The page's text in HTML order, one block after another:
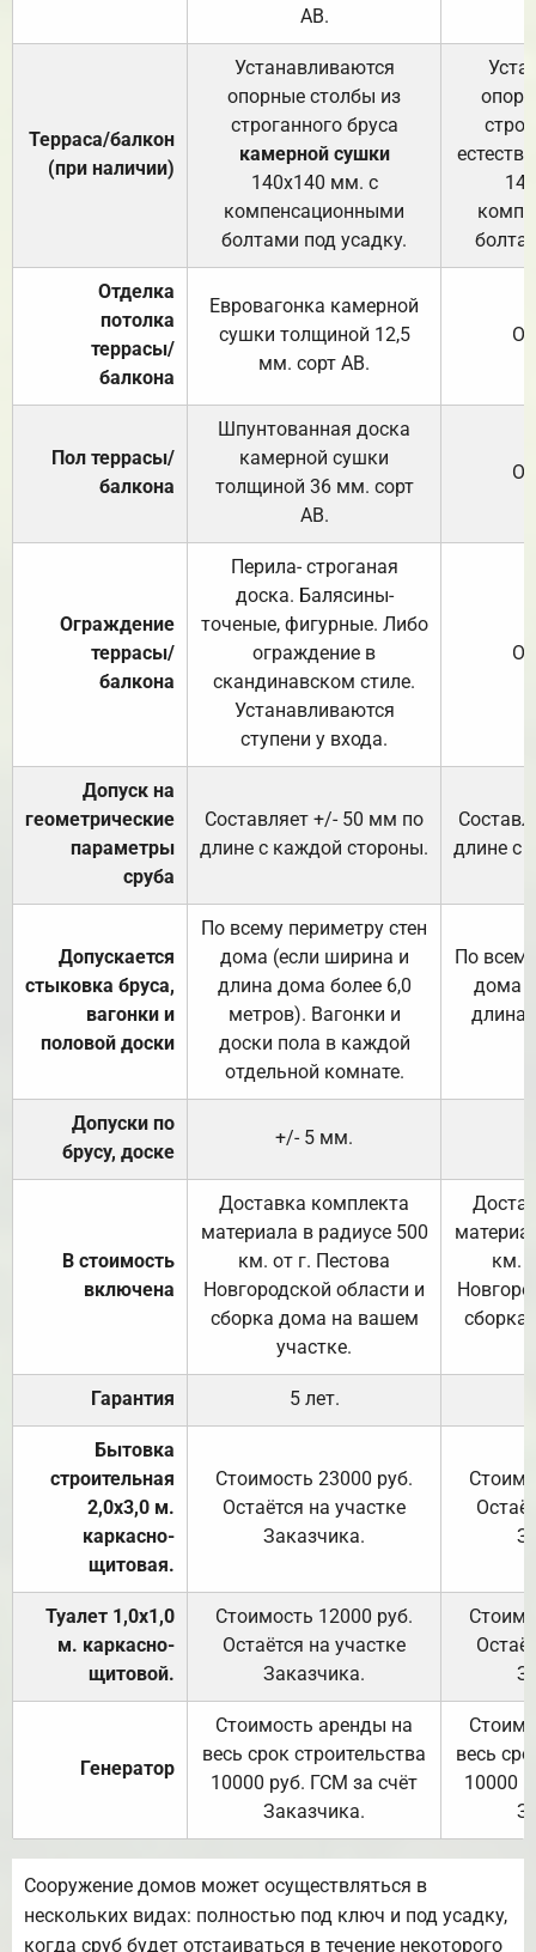
АВ.
Терраса/балкон
(при наличии)
Устанавливаются
опорные столбы из
строганного бруса
камерной сушки
140х140 мм. с
компенсационными
болтами под усадку.
Отделка
потолка
террасы/
балкона
Евровагонка камерной
сушки толщиной 12,5
мм. сорт АВ.
Пол террасы/
балкона
Шпунтованная доска
камерной сушки
толщиной 36 мм. сорт
АВ.
Ограждение
террасы/
балкона
Перила- строганая
доска. Балясины-
точеные, фигурные. Либо
ограждение в
скандинавском стиле.
Устанавливаются
ступени у входа.
Допуск на
геометрические
параметры
сруба
Составляет +/- 50 мм по
длине с каждой стороны.
длине с
Допускается
стыковка бруса,
вагонки и
половой доски
По всему периметру стен
дома (если ширина и
длина дома более 6,0
метров). Вагонки и
доски пола в каждой
отдельной комнате.
По
дома
длина
Допуски по
брусу, доске
+/- 5 мм.
В стоимость
включена
Доставка комплекта
материала в радиусе 500
км. от г. Пестова
Новгородской области и
сборка дома на вашем
участке.
км.
Гарантия 5 лет.
Бытовка
строительная
2,0х3,0 м.
каркасно-
щитовая.
Стоимость 23000 руб.
Остаётся на участке
Заказчика.
Туалет 1,0х1,0
м. каркасно-
щитовой.
Стоимость 12000 руб.
Остаётся на участке
Заказчика.
Генератор
Стоимость аренды на
весь срок строительства
10000 руб. ГСМ за счёт
Заказчика.
весь
10000
Сооружение домов может осуществляться в
нескольких видах: полностью под ключ и под усадку,
когда сруб будет отстаиваться в течение некоторого